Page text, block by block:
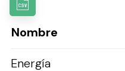
Nombre
Energía